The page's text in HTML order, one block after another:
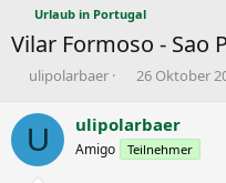
Urlaub in Portugal
Vilar Formoso - Sao
E
s
t
e
ulipolarbaer
E
t
e
26 Oktober
U ulipolarbaer
Amigo Teilnehmer